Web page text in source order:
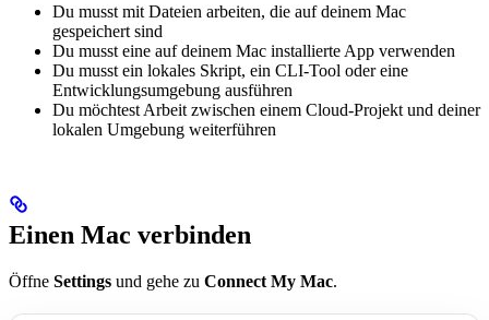
Du musst mit Dateien arbeiten, die auf deinem Mac
gespeichert sind
Du musst eine auf deinem Mac installierte App verwenden
Du musst ein lokales Skript, ein CLI-Tool oder eine
Entwicklungsumgebung ausführen
Du möchtest Arbeit zwischen einem Cloud-Projekt und deiner
lokalen Umgebung weiterführen
Einen Mac verbinden
Öffne Settings und gehe zu Connect My Mac.